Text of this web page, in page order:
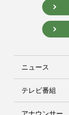
ニュース
テレビ番組